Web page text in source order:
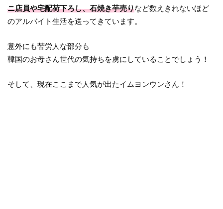
ニ店員や宅配荷下ろし、石焼き芋売りなど数えきれないほど
のアルバイト生活を送ってきています。
意外にも苦労人な部分も
韓国のお母さん世代の気持ちを虜にしていることでしょう！
そして、現在ここまで人気が出たイムヨンウンさん！